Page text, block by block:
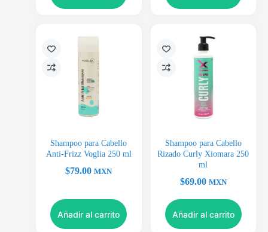
Shampoo para Cabello
Anti-Frizz Voglia 250 ml
$79.00 MXN
Añadir al carrito
Shampoo para Cabello
Rizado Curly Xiomara 250
ml
$69.00 MXN
Añadir al carrito